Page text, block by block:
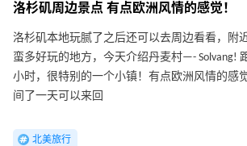
洛杉矶周边景点 有点欧洲风情的感觉！
洛杉矶本地玩腻了之后还可以去周边看看，附
蛮多好玩的地方，今天介绍丹麦村—- Solvang!
小时，很特别的一个小镇！有点欧洲风情的感
间了一天可以来回
北美旅行